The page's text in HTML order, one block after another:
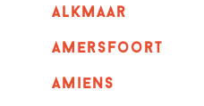
alkmaar
amersfoort
amiens